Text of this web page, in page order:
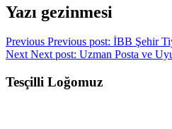
Yazı gezinmesi
Previous Previous post: İBB Şehir
Next Next post: Uzman Posta ve
Tesçilli Loğomuz